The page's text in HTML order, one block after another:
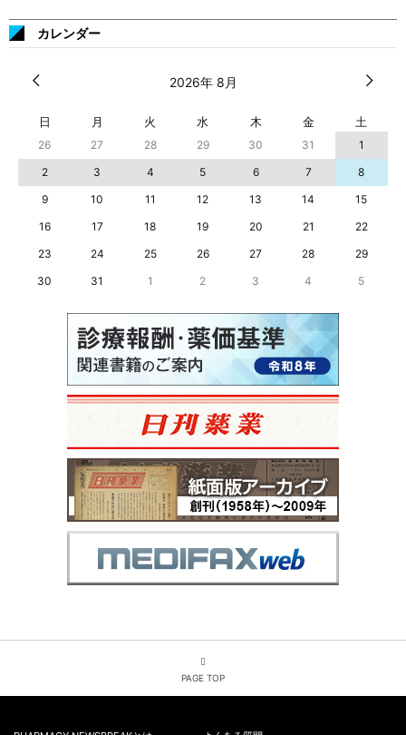
カレンダー
2026年 8月
日 月 火 水 木 金 土
26 27 28 29 30 31
1
2
3 4 5 6 7
8
9
10 11 12 13 14
15
16
17 18 19 20 21
22
23
24 25 26 27 28
29
30
31 1 2 3 4 5
PAGE TOP